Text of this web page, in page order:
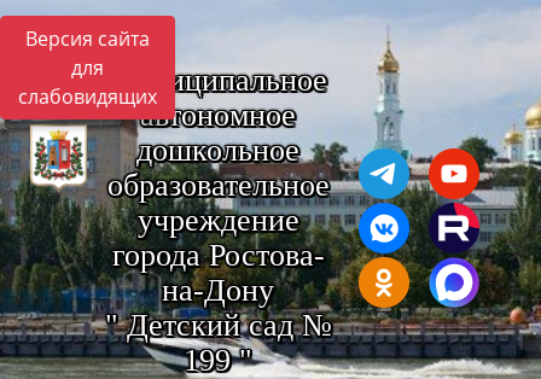
Версия сайта
для
слабовидящихМуниципальное
автономное
дошкольное
образовательное
учреждение
города Ростова-
на-Дону
" Детский сад №
199 "